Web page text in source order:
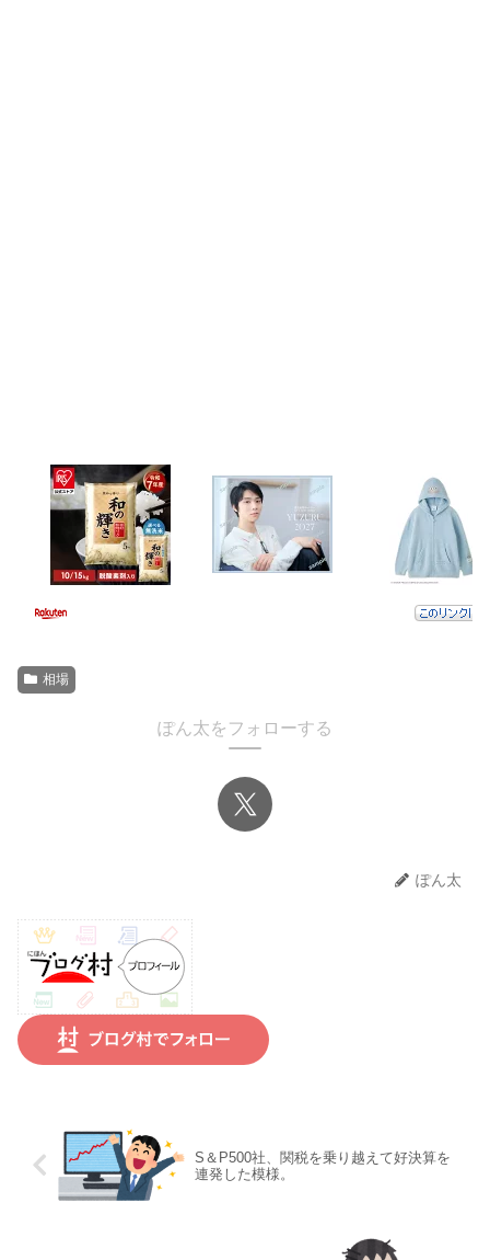
相場
ぽん太をフォローする
ぽん太
S＆P500社、関税を乗り越えて好決算を
連発した模様。